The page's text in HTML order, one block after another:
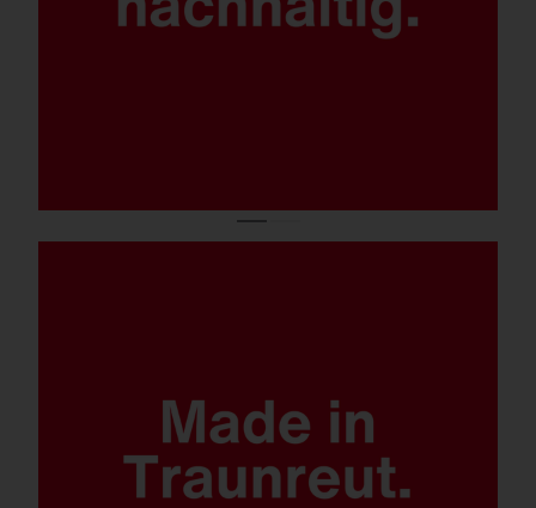
konventionell auf LED.
Quantensprung Lichtlösung.